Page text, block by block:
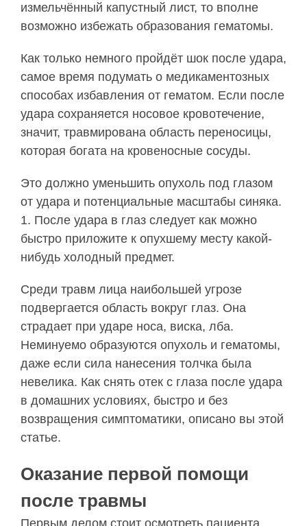
измельчённый капустный лист, то вполне
возможно избежать образования гематомы.
Как только немного пройдёт шок после удара,
самое время подумать о медикаментозных
способах избавления от гематом. Если после
удара сохраняется носовое кровотечение,
значит, травмирована область переносицы,
которая богата на кровеносные сосуды.
Это должно уменьшить опухоль под глазом
от удара и потенциальные масштабы синяка.
1. После удара в глаз следует как можно
быстро приложите к опухшему месту какой-
нибудь холодный предмет.
Среди травм лица наибольшей угрозе
подвергается область вокруг глаз. Она
страдает при ударе носа, виска, лба.
Неминуемо образуются опухоль и гематомы,
даже если сила нанесения толчка была
невелика. Как снять отек с глаза после удара
в домашних условиях, быстро и без
возвращения симптоматики, описано вы этой
статье.
Оказание первой помощи
после травмы